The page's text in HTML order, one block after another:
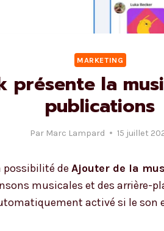
MARKETING
présente la
publications
Par Marc Lampard 15 juillet
possibilité de Ajouter de la
musicales et des arrière-
activé si le son